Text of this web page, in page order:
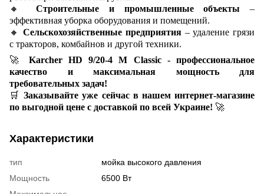
🔸Строительные и промышленные объекты –
эффективная уборка оборудования и помещений.
🔸Сельскохозяйственные предприятия – удаление грязи
с тракторов, комбайнов и другой техники.
🚀 Karcher HD 9/20-4 M Classic - профессиональное
качество и максимальная мощность для
требовательных задач!
🛒Заказывайте уже сейчас в нашем интернет-магазине
по выгодной цене с доставкой по всей Украине! 🚀
Характеристики
тип
мойка высокого давления
Мощность
6500 Вт